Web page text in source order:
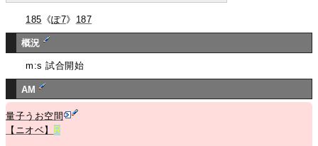
185 《ぽ7》 187
概況
m:s 試合開始
AM
量子うお空間
【ニオベ】
R